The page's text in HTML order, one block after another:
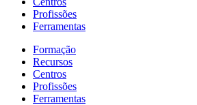
Profissões
Ferramentas
Formação
Recursos
Centros
Profissões
Ferramentas